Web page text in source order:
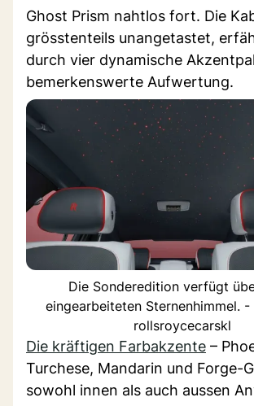
Ghost Prism nahtlos fort. Die
grösstenteils unangetastet,
durch vier dynamische
bemerkenswerte Aufwertung.
Die Sonderedition verfügt
eingearbeiteten Sternenhimmel.
rollsroycecarskl
Die kräftigen Farbakzente –
Turchese, Mandarin und Forge-
sowohl innen als auch aussen